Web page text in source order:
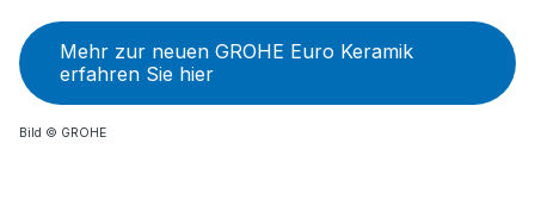
Mehr zur neuen GROHE Euro Keramik
erfahren Sie hier
Bild © GROHE